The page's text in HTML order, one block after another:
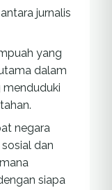
jurnalis
yang
dalam
menduduki
negara
dan
siapa